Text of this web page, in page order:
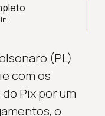
(PL)
com os
Pix por um
o